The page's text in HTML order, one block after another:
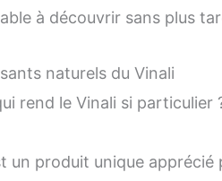
à découvrir sans plus
naturels du Vinali
rend le Vinali si particulier
un produit unique